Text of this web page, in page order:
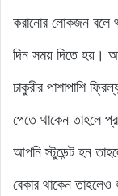
করানোর লোকজন বলে
দিন সময় দিতে হয়।
চাকুরীর পাশাপাশি
পেতে থাকেন তাহলে
আপনি স্টুডেন্ট হন
বেকার থাকেন